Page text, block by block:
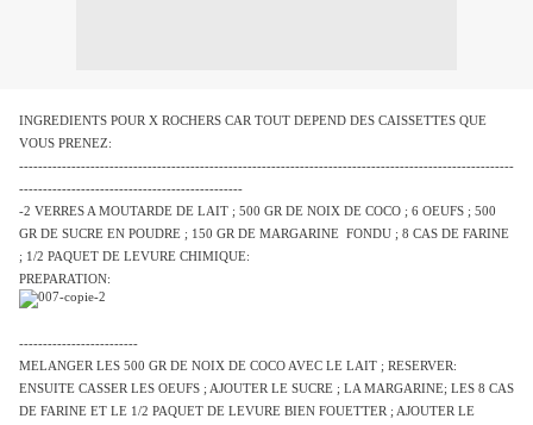
INGREDIENTS POUR X ROCHERS CAR TOUT DEPEND DES CAISSETTES QUE
VOUS PRENEZ:
--------------------------------------------------------------------------------------------------------
-----------------------------------------------
-2 VERRES A MOUTARDE DE LAIT ; 500 GR DE NOIX DE COCO ; 6 OEUFS ; 500
GR DE SUCRE EN POUDRE ; 150 GR DE MARGARINE FONDU ; 8 CAS DE FARINE
; 1/2 PAQUET DE LEVURE CHIMIQUE:
PREPARATION:
-------------------------
MELANGER LES 500 GR DE NOIX DE COCO AVEC LE LAIT ; RESERVER:
ENSUITE CASSER LES OEUFS ; AJOUTER LE SUCRE ; LA MARGARINE; LES 8 CAS
DE FARINE ET LE 1/2 PAQUET DE LEVURE BIEN FOUETTER ; AJOUTER LE